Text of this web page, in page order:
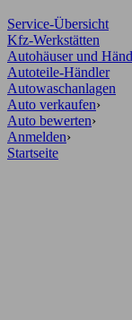
Service-Übersicht
Kfz-Werkstätten
Autohäuser und
Autoteile-Händler
Autowaschanlagen
Auto verkaufen›
Auto bewerten›
Anmelden›
Startseite